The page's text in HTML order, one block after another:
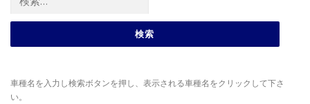
索:
車種名を入力し検索ボタンを押し、表示される車種名をクリックして下さ
い。